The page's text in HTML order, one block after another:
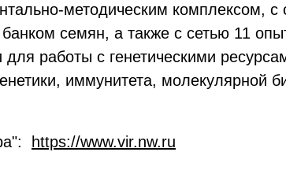
методическим комплексом,
семян, а также с сетью 11
для работы с генетическими
иммунитета, молекулярной
https://www.vir.nw.ru